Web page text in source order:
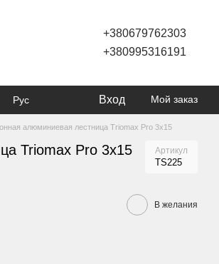
+380679762303
+380995316191
Рус Вход Мой заказ
алюминиевая лестница Triomax Pro 3x15
Triomax Pro 3x15 Артикул
TS225
В желания